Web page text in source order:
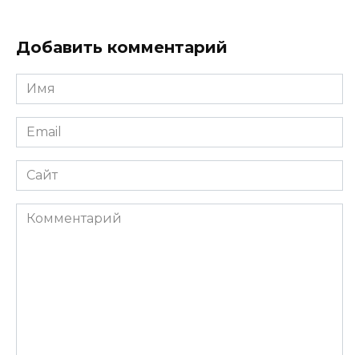
Добавить комментарий
Имя
*
Email
*
Сайт
Комментарий